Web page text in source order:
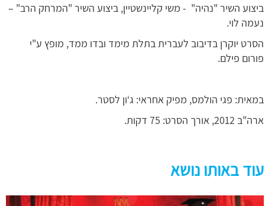
ביצוע השיר "נהיה" - משי קליינשטיין, ביצוע השיר "המרחק הרב" –
נעמה לוי.
הסרט יוקרן בדיבוב לעברית בתלת מימד ובדו ממד, מופץ ע"י
פורום פילם.
במאית: פגי הולמס, מפיק אחראי: ג‘ון לסטר.
ארה"ב 2012, אורך הסרט: 75 דקות.
עוד באותו נושא